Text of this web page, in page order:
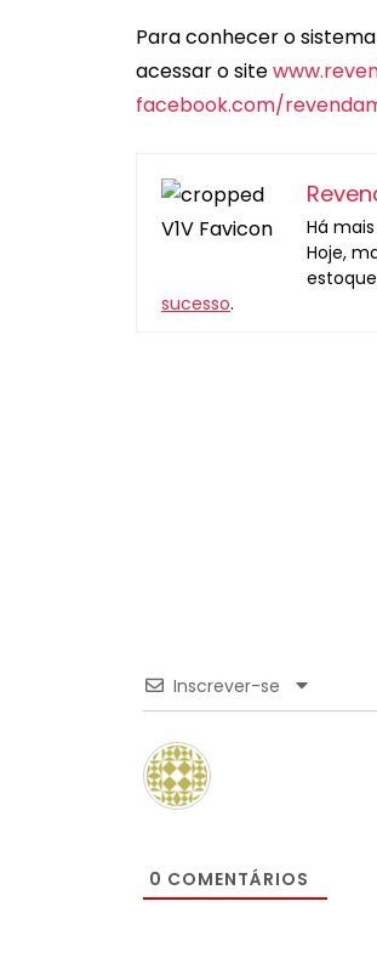
Para conhecer o
acessar o site
facebook.com/
Há
Hoje,
sucesso.
Inscrever-se
0 COMENTÁRIOS